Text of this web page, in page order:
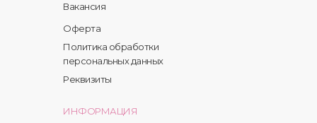
ИНФОРМАЦИЯ
Вакансия
Оферта
Политика обработки
персональных данных
Реквизиты